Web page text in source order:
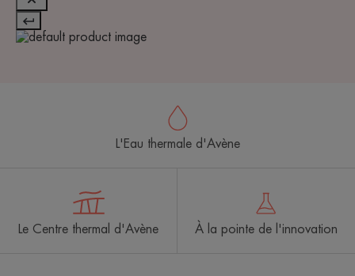
L'Eau thermale d'Avène
Le Centre thermal d'Avène À la pointe de l'innovation